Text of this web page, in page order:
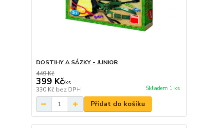
DOSTIHY A SÁZKY - JUNIOR
449 Kč
399 Kč/ks
330 Kč bez DPH Skladem 1 ks
Přidat do košíku